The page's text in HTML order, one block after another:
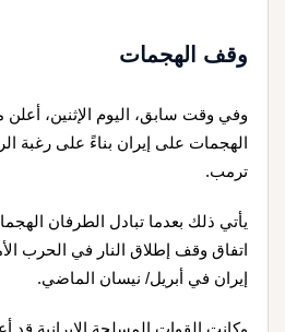
وقف الهجمات
وفي وقت سابق، اليوم الإثنين،
الهجمات على إيران بناءً على رغبة
ترمب.
يأتي ذلك بعدما تبادل الطرفان
اتفاق وقف إطلاق النار في الحرب
إيران في أبريل/ نيسان الماضي.